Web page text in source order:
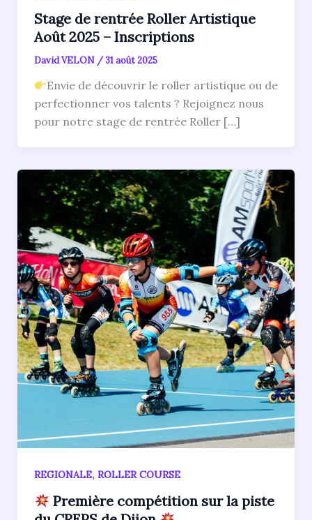
Stage de rentrée Roller Artistique
Août 2025 – Inscriptions
David VELON /31 août 2025
Envie de découvrir le roller artistique ou de
perfectionner vos talents ? Rejoignez nous
pour notre stage de rentrée Roller […]
REGIONALE, ROLLER COURSE
Première compétition sur la piste